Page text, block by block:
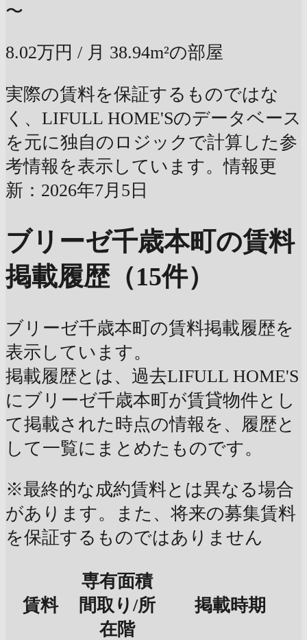
〜
8.02万円 / 月 38.94m²の部屋
実際の賃料を保証するものではな
く、LIFULL HOME'Sのデータベース
を元に独自のロジックで計算した参
考情報を表示しています。情報更
新：2026年7月5日
ブリーゼ千歳本町の賃料
掲載履歴（15件）
ブリーゼ千歳本町の賃料掲載履歴を
表示しています。
掲載履歴とは、過去LIFULL HOME'S
にブリーゼ千歳本町が賃貸物件とし
て掲載された時点の情報を、履歴と
して一覧にまとめたものです。
※最終的な成約賃料とは異なる場合
があります。また、将来の募集賃料
を保証するものではありません
賃料
専有面積
間取り/所
在階
掲載時期